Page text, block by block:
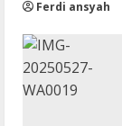
Ferdi ansyah